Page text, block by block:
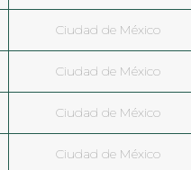
Ciudad de México
Ciudad de México
Ciudad de México
Ciudad de México